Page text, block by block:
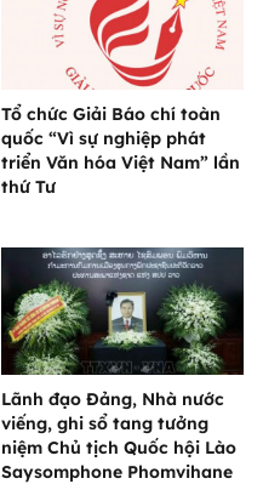
Tổ chức Giải Báo chí toàn
quốc “Vì sự nghiệp phát
triển Văn hóa Việt Nam” lần
thứ Tư
Lãnh đạo Đảng, Nhà nước
viếng, ghi sổ tang tưởng
niệm Chủ tịch Quốc hội Lào
Saysomphone Phomvihane